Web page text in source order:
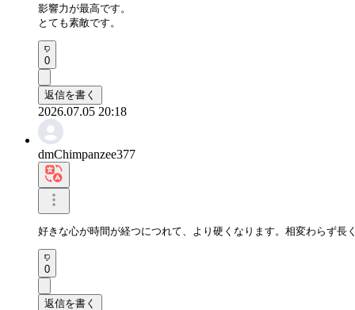
影響力が最高です。
とても素敵です。
0
返信を書く
2026.07.05 20:18
dmChimpanzee377
好きな心が時間が経つにつれて、より硬くなります。相変わらず長
0
返信を書く